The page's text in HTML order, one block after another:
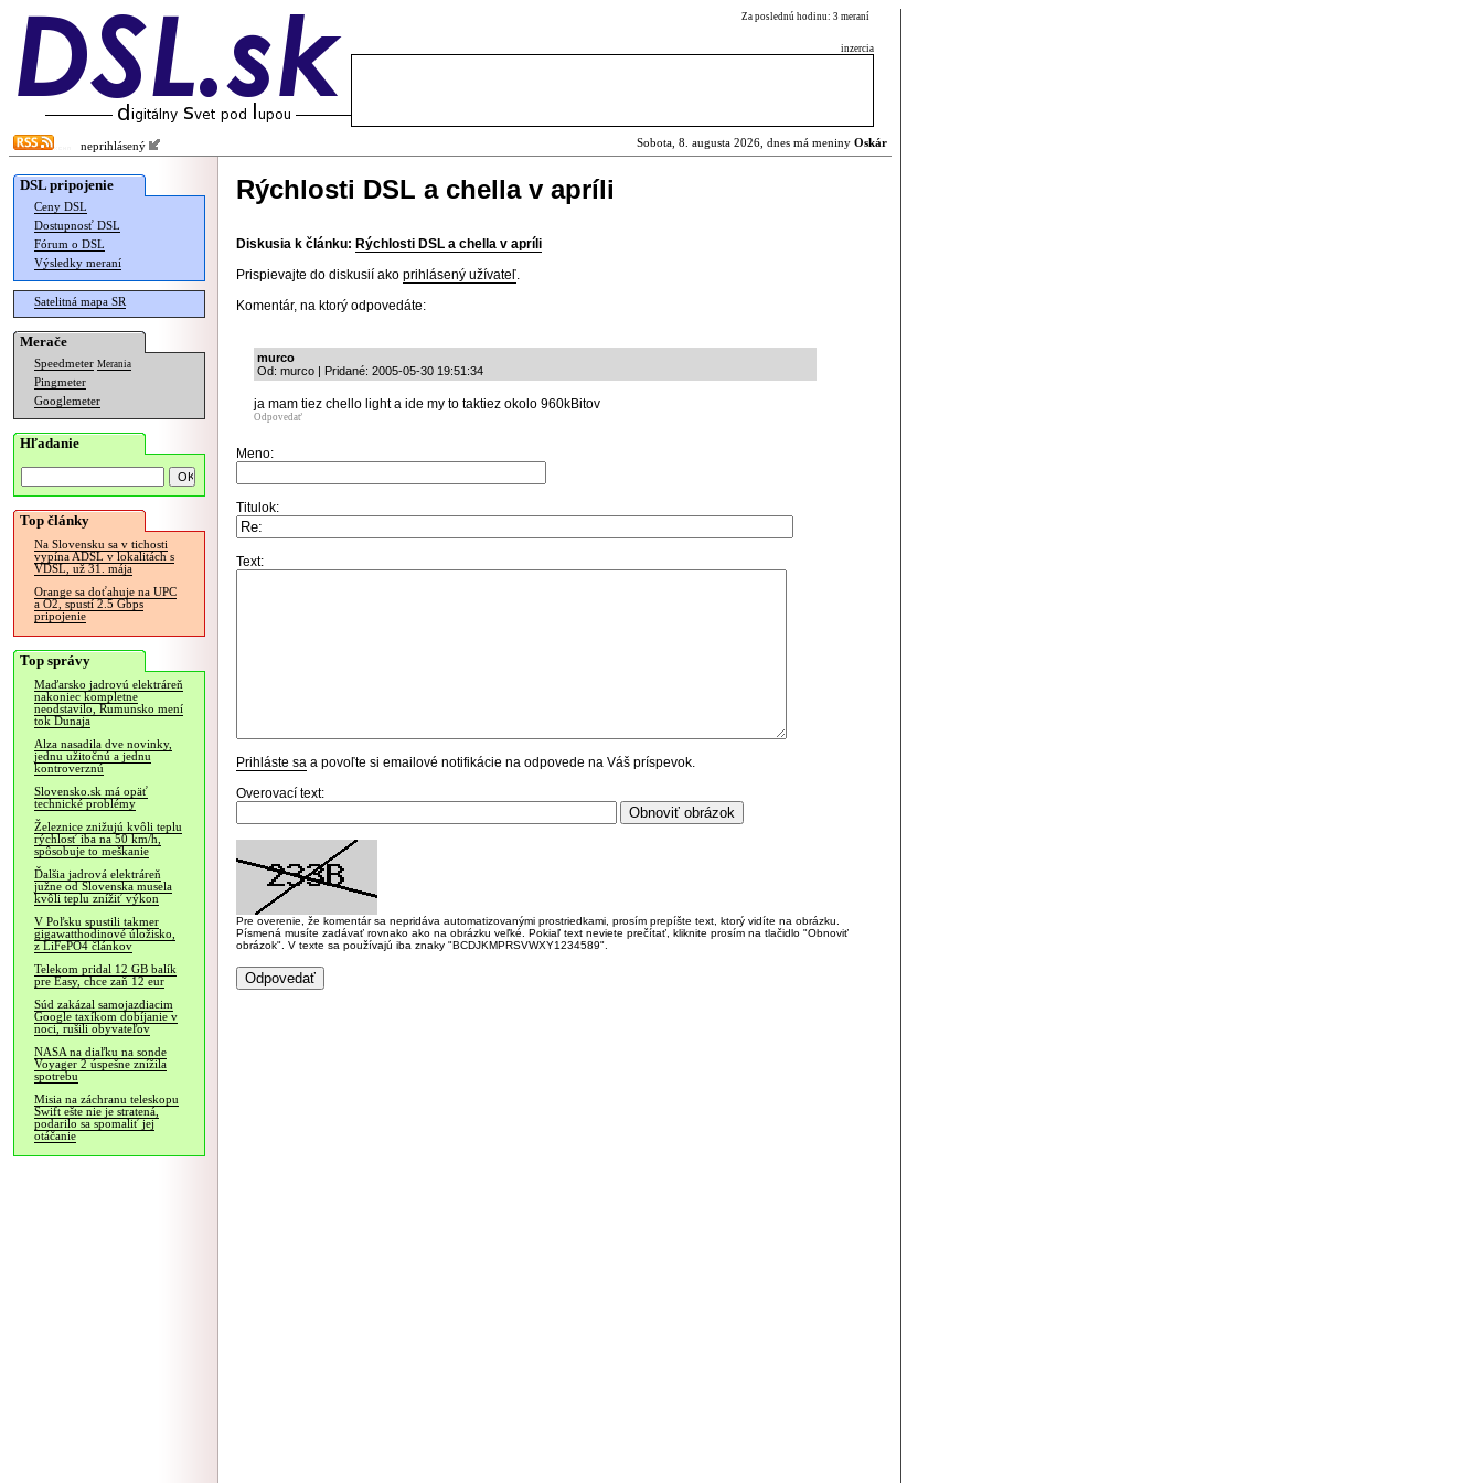
Za poslednú hodinu: 3 meraní
inzercia
neprihlásený Sobota, 8. augusta 2026, dnes má meniny Oskár
DSL pripojenie
Ceny DSL
Dostupnosť DSL
Fórum o DSL
Výsledky meraní
Satelitná mapa SR
Merače
Speedmeter Merania
Pingmeter
Googlemeter
Hľadanie
Top články
Na Slovensku sa v tichosti
vypína ADSL v lokalitách s
VDSL, už 31. mája
Orange sa doťahuje na UPC
a O2, spustí 2.5 Gbps
pripojenie
Top správy
Maďarsko jadrovú elektráreň
nakoniec kompletne
neodstavilo, Rumunsko mení
tok Dunaja
Alza nasadila dve novinky,
jednu užitočnú a jednu
kontroverznú
Slovensko.sk má opäť
technické problémy
Železnice znižujú kvôli teplu
rýchlosť iba na 50 km/h,
spôsobuje to meškanie
Ďalšia jadrová elektráreň
južne od Slovenska musela
kvôli teplu znížiť výkon
V Poľsku spustili takmer
gigawatthodinové úložisko,
z LiFePO4 článkov
Telekom pridal 12 GB balík
pre Easy, chce zaň 12 eur
Súd zakázal samojazdiacim
Google taxíkom dobíjanie v
noci, rušili obyvateľov
NASA na diaľku na sonde
Voyager 2 úspešne znížila
spotrebu
Misia na záchranu teleskopu
Swift ešte nie je stratená,
podarilo sa spomaliť jej
otáčanie
Rýchlosti DSL a chella v apríli
Diskusia k článku: Rýchlosti DSL a chella v apríli
Prispievajte do diskusií ako prihlásený užívateľ.
Komentár, na ktorý odpovedáte:
murco
Od: murco | Pridané: 2005-05-30 19:51:34
ja mam tiez chello light a ide my to taktiez okolo 960kBitov
Odpovedať
Meno:
Titulok:
Text:
Prihláste sa a povoľte si emailové notifikácie na odpovede na Váš príspevok.
Overovací text:
Pre overenie, že komentár sa nepridáva automatizovanými prostriedkami, prosím prepíšte text, ktorý vidíte na obrázku.
Písmená musíte zadávať rovnako ako na obrázku veľké. Pokiaľ text neviete prečítať, kliknite prosím na tlačidlo "Obnoviť
obrázok". V texte sa používajú iba znaky "BCDJKMPRSVWXY1234589".